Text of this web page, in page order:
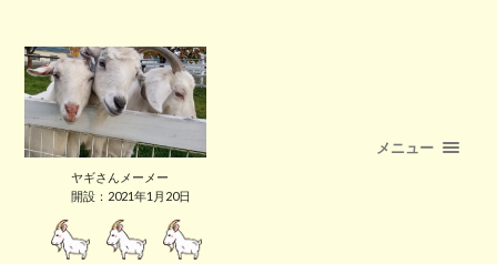
ヤギさんメーメー
開設：2021年1月20日
メニュー